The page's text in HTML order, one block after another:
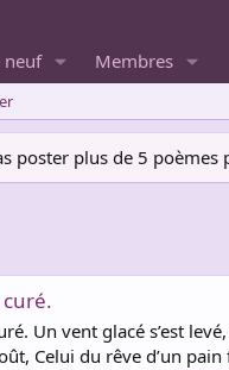
neuf Membres
poster plus de 5
Un vent glacé s’est
Celui du rêve d’un